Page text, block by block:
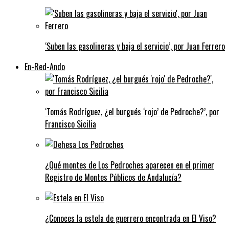
‘Suben las gasolineras y baja el servicio’, por Juan Ferrero
En-Red-Ando
‘Tomás Rodríguez, ¿el burgués ‘rojo’ de Pedroche?’, por
Francisco Sicilia
¿Qué montes de Los Pedroches aparecen en el primer
Registro de Montes Públicos de Andalucía?
¿Conoces la estela de guerrero encontrada en El Viso?